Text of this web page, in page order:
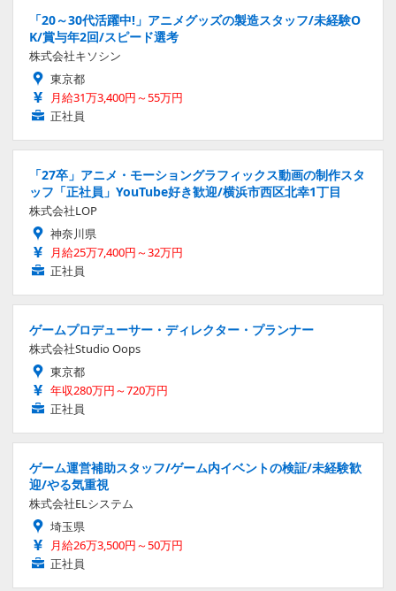
「20～30代活躍中!」アニメグッズの製造スタッフ/未経験O
K/賞与年2回/スピード選考
株式会社キソシン
東京都
月給31万3,400円～55万円
正社員
「27卒」アニメ・モーショングラフィックス動画の制作スタ
ッフ「正社員」YouTube好き歓迎/横浜市西区北幸1丁目
株式会社LOP
神奈川県
月給25万7,400円～32万円
正社員
ゲームプロデューサー・ディレクター・プランナー
株式会社Studio Oops
東京都
年収280万円～720万円
正社員
ゲーム運営補助スタッフ/ゲーム内イベントの検証/未経験歓
迎/やる気重視
株式会社ELシステム
埼玉県
月給26万3,500円～50万円
正社員